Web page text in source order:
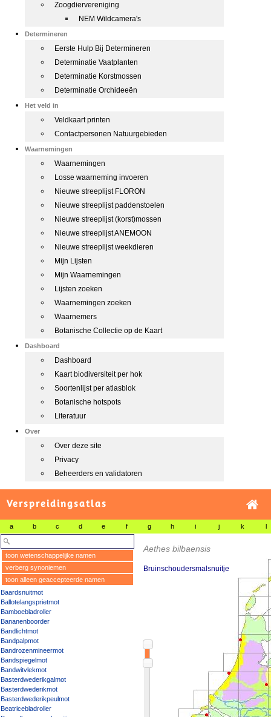
Zoogdiervereniging
NEM Wildcamera's
Determineren
Eerste Hulp Bij Determineren
Determinatie Vaatplanten
Determinatie Korstmossen
Determinatie Orchideeën
Het veld in
Veldkaart printen
Contactpersonen Natuurgebieden
Waarnemingen
Waarnemingen
Losse waarneming invoeren
Nieuwe streeplijst FLORON
Nieuwe streeplijst paddenstoelen
Nieuwe streeplijst (korst)mossen
Nieuwe streeplijst ANEMOON
Nieuwe streeplijst weekdieren
Mijn Lijsten
Mijn Waarnemingen
Lijsten zoeken
Waarnemingen zoeken
Waarnemers
Botanische Collectie op de Kaart
Dashboard
Dashboard
Kaart biodiversiteit per hok
Soortenlijst per atlasblok
Botanische hotspots
Literatuur
Over
Over deze site
Privacy
Beheerders en validatoren
Verspreidingsatlas
a b c d e f g h i j k l
toon wetenschappelijke namen
verberg synoniemen
toon alleen geaccepteerde namen
Baardsnuitmot
Ballotelangsprietmot
Bamboebladroller
Bananenboorder
Bandlichtmot
Bandpalpmot
Bandrozenmineermot
Bandspiegelmot
Bandwitvlekmot
Basterdwederikgalmot
Basterdwederikmot
Basterdwederikpeulmot
Beatricebladroller
Aethes bilbaensis
Bruinschoudersmalsnuitje